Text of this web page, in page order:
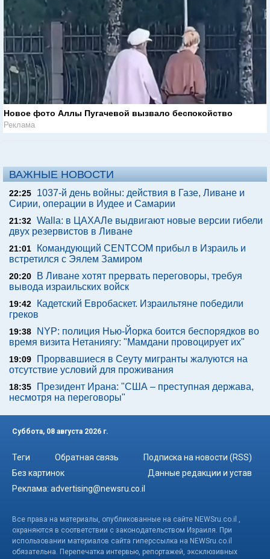
Новое фото Аллы Пугачевой вызвало беспокойство
Реклама
ВАЖНЫЕ НОВОСТИ
22:25
1037-й день войны: действия в Газе, Ливане и
Сирии, операции в Иудее и Самарии
21:32 Walla: в ЦАХАЛе выдвигают новые версии гибели
двух резервистов в Ливане
21:01
Командующий CENTCOM прибыл в Израиль и
встретился с Эялем Замиром
20:20
В Ливане хотят прервать переговоры, требуя
вывода израильских войск
19:42
Кадетский Евробаскет. Израильтяне победили
греков
19:38
NYP: полиция Нью-Йорка боится беспорядков во
время визита Нетаниягу: "Мамдани провоцирует их"
19:09
Прорвавшиеся в Сеуту мигранты жалуются на
отсутствие условий для проживания
18:35
Президент Ирана: "США – преступная держава,
несмотря на переговоры"
Суббота, 08 августа 2026 г.
Теги Обратная связь
Подписка на новости (RSS)
Без картинок
Данные редакции и устав
Реклама: advertising@newsru.co.il
Все права на материалы, опубликованные на сайте NEWSru.co.il ,
охраняются в соответствии с законодательством Израиля. При
использовании материалов сайта гиперссылка на NEWSru.co.il
обязательна. Перепечатка интервью, репортажей, эксклюзивных